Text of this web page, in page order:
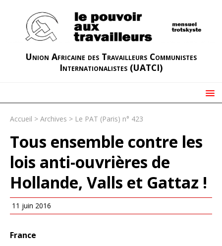
Union Africaine des Travailleurs Communistes
Internationalistes (UATCI)
Accueil > Archives > Le PAT (Paris) n° 423
Tous ensemble contre les
lois anti-ouvrières de
Hollande, Valls et Gattaz !
11 juin 2016
France